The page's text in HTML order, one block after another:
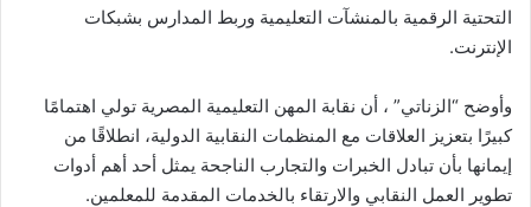
التحتية الرقمية بالمنشآت التعليمية وربط المدارس بشبكات
الإنترنت.
وأوضح “الزناتي” ، أن نقابة المهن التعليمية المصرية تولي اهتمامًا
كبيرًا بتعزيز العلاقات مع المنظمات النقابية الدولية، انطلاقًا من
إيمانها بأن تبادل الخبرات والتجارب الناجحة يمثل أحد أهم أدوات
تطوير العمل النقابي والارتقاء بالخدمات المقدمة للمعلمين.